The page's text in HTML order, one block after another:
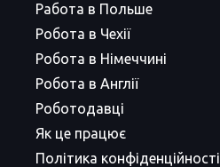
Работа в Польше
Робота в Чехії
Робота в Німеччині
Робота в Англії
Роботодавці
Як це працює
Політика конфіденційності